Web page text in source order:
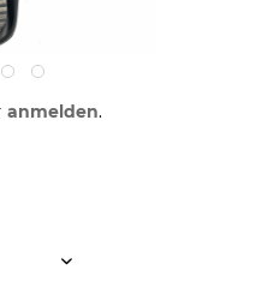
anmelden.